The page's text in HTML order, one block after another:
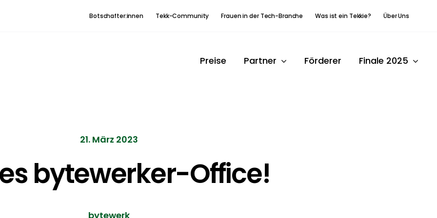
Botschafter:innen Tekk-Community Frauen in der Tech-Branche Was ist ein Tekkie? Über Uns
Preise Partner Förderer Finale 2025
21. März 2023
bytewerker-Office!
bytewerk